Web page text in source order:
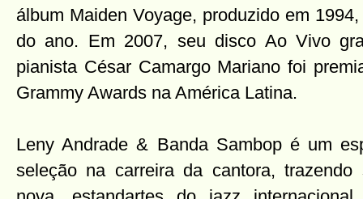
álbum Maiden Voyage, produzido em
do ano. Em 2007, seu disco Ao Vivo
pianista César Camargo Mariano foi
Grammy Awards na América Latina.
Leny Andrade & Banda Sambop é um
seleção na carreira da cantora,